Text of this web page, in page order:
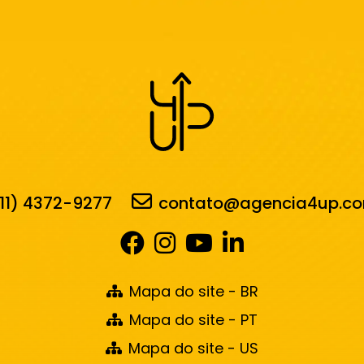
4372-9277
Mapa do site - BR
Mapa do site - PT
Mapa do site - US